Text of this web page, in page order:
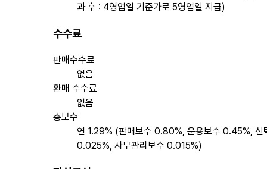
과 후 : 4영업일 기준가로 5영업일 지급)
수수료
판매수수료
없음
환매 수수료
없음
총보수
연 1.29% (판매보수 0.80%, 운용보수 0.45%, 신
0.025%, 사무관리보수 0.015%)